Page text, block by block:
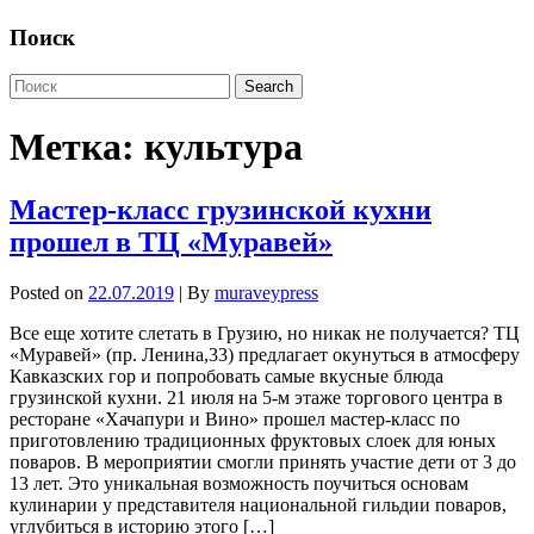
Поиск
Метка: культура
Мастер-класс грузинской кухни
прошел в ТЦ «Муравей»
Posted on 22.07.2019 | By muraveypress
Все еще хотите слетать в Грузию, но никак не получается? ТЦ
«Муравей» (пр. Ленина,33) предлагает окунуться в атмосферу
Кавказских гор и попробовать самые вкусные блюда
грузинской кухни. 21 июля на 5-м этаже торгового центра в
ресторане «Хачапури и Вино» прошел мастер-класс по
приготовлению традиционных фруктовых слоек для юных
поваров. В мероприятии смогли принять участие дети от 3 до
13 лет. Это уникальная возможность поучиться основам
кулинарии у представителя национальной гильдии поваров,
углубиться в историю этого […]